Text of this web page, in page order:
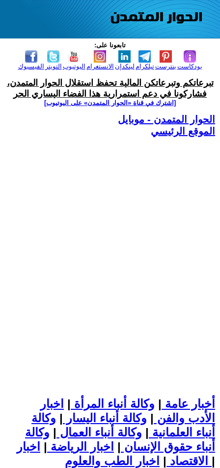
تابعونا على:
الفيسبوك التويتر اليوتيوب الانستغرام لينكدإن تيلكرامبنترست بودكاست
تبرعاتكم وتبرعاتكن المالية تحفظ استقلال الحوار المتمدن،
فشاركونا في دعم استمرارية هذا الفضاء اليساري الحر
[اشترك في قناة ‫«الحوار المتمدن» على اليوتيوب]
الحوار المتمدن - موبايل
الموقع الرئيسي
أخبار عامة | وكالة أنباء المرأة | اخبار
الأدب والفن | وكالة أنباء اليسار | وكالة
أنباء العلمانية | وكالة أنباء العمال | وكالة
أنباء حقوق الإنسان | اخبار الرياضة | اخبار
الاقتصاد | |